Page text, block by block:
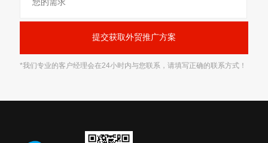
*我们专业的客户经理会在24小时内与您联系，请填写正确的联系方式！